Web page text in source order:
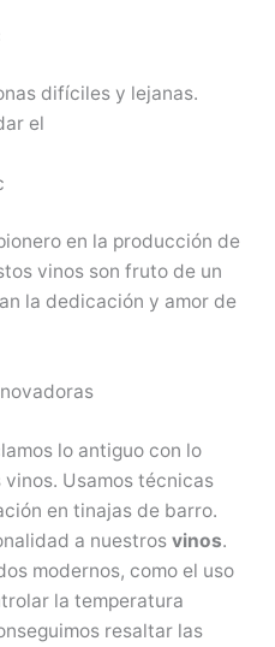
difíciles y lejanas.
el
en la producción de
vinos son fruto de un
la dedicación y amor de
lo antiguo con lo
Usamos técnicas
en tinajas de barro.
a nuestros vinos.
modernos, como el uso
la temperatura
resaltar las